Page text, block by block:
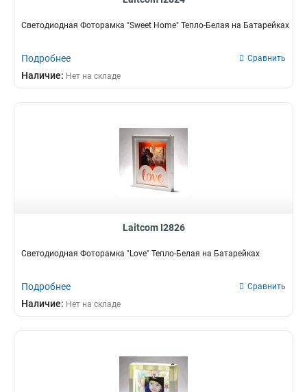
Светодиодная Фоторамка "Sweet Home" Тепло-Белая на Батарейках
Подробнее Сравнить
Наличие: Нет на складе
Laitcom I2826
Светодиодная Фоторамка "Love" Тепло-Белая на Батарейках
Подробнее Сравнить
Наличие: Нет на складе